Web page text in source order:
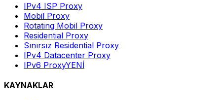
IPv4 ISP Proxy
Mobil Proxy
Rotating Mobil Proxy
Residential Proxy
Sınırsız Residential Proxy
IPv4 Datacenter Proxy
IPv6 ProxyYENİ
KAYNAKLAR